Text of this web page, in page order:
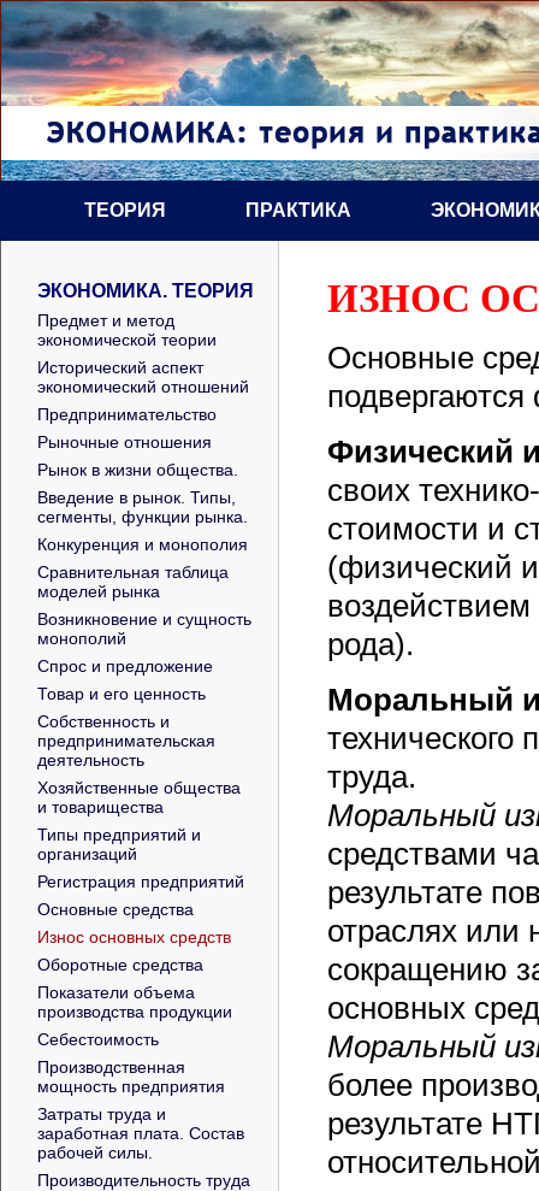
ТЕОРИЯ ПРАКТИКА
ЭКОНОМИКА. ТЕОРИЯ
Предмет и метод
экономической теории
Исторический аспект
экономический отношений
Предпринимательство
Рыночные отношения
Рынок в жизни общества.
Введение в рынок. Типы,
сегменты, функции рынка.
Конкуренция и монополия
Сравнительная таблица
моделей рынка
Возникновение и сущность
монополий
Спрос и предложение
Товар и его ценность
Собственность и
предпринимательская
деятельность
Хозяйственные общества
и товарищества
Типы предприятий и
организаций
Регистрация предприятий
Основные средства
Износ основных средств
Оборотные средства
Показатели объема
производства продукции
Себестоимость
Производственная
мощность предприятия
Затраты труда и
заработная плата. Состав
рабочей силы.
Производительность труда
ИЗНОС
Основные
Физический
своих
стоимости и
(физический
рода).
Моральный
технического
труда.
Моральный
средствами
результате
отраслях или
сокращению
основных
Моральный
более
результате